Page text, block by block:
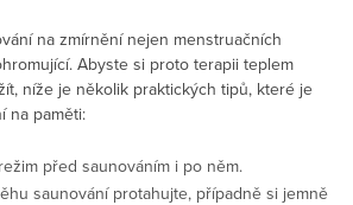
na zmírnění nejen menstruačních
Abyste si proto terapii teplem
níže je několik praktických tipů, které je
na paměti:
před saunováním i po něm.
saunování protahujte, případně si jemně